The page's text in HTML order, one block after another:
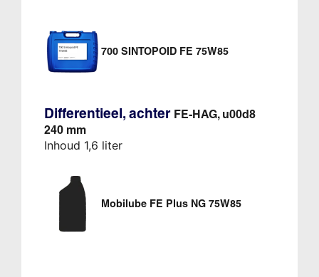
700 SINTOPOID FE 75W85
Differentieel, achter FE-HAG, u00d8
240 mm
Inhoud 1,6 liter
Mobilube FE Plus NG 75W85